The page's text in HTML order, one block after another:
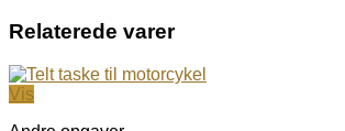
Relaterede varer
Vis